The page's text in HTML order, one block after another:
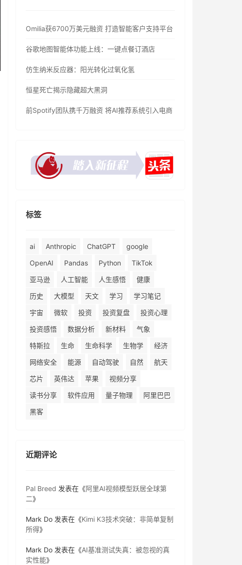
Omilia获6700万美元融资 打造智能客户支持平台
谷歌地图智能体功能上线：一键点餐订酒店
仿生纳米反应器：阳光转化过氧化氢
恒星死亡揭示隐藏超大黑洞
前Spotify团队携千万融资 将AI推荐系统引入电商
标签
ai Anthropic ChatGPT
google
OpenAI
Pandas Python
TikTok
亚马逊
人工智能 人生感悟
健康
历史
大模型 天文 学习
学习笔记
宇宙
微软 投资 投资复盘
投资心理
投资感悟
数据分析 新材料
气象
特斯拉
生命 生命科学 生物学
经济
网络安全
能源 自动驾驶 自然
航天
芯片
英伟达 苹果
视频分享
读书分享
软件应用 量子物理
阿里巴巴
黑客
近期评论
Pal Breed 发表在《阿里AI视频模型跃居全球第
二》
Mark Do 发表在《Kimi K3技术突破：非简单复制
所得》
Mark Do 发表在《AI基准测试失真：被忽视的真
实性能》